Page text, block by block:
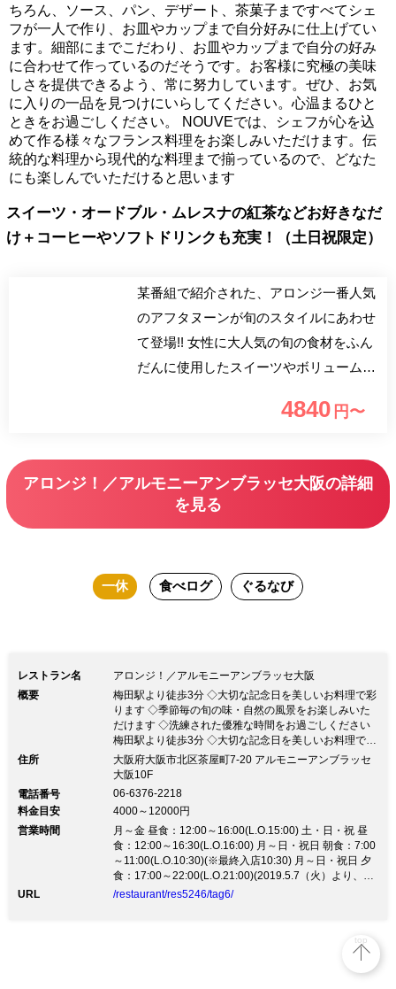
ちろん、ソース、パン、デザート、茶菓子まですべてシェ
フが一人で作り、お皿やカップまで自分好みに仕上げてい
ます。細部にまでこだわり、お皿やカップまで自分の好み
に合わせて作っているのだそうです。お客様に究極の美味
しさを提供できるよう、常に努力しています。ぜひ、お気
に入りの一品を見つけにいらしてください。心温まるひと
ときをお過ごしください。 NOUVEでは、シェフが心を込
めて作る様々なフランス料理をお楽しみいただけます。伝
統的な料理から現代的な料理まで揃っているので、どなた
にも楽しんでいただけると思います
スイーツ・オードブル・ムレスナの紅茶などお好きなだ
け＋コーヒーやソフトドリンクも充実！（土日祝限定）
某番組で紹介された、アロンジ一番人気
のアフタヌーンが旬のスタイルにあわせ
て登場!! 女性に大人気の旬の食材をふん
だんに使用したスイーツやボリューム満
ました! ムレスナティーを飲んで今日か
お料理・デザート・お紅茶やコーヒー、
その他ソフトドリンクがラストオーダー
120分! ゆっくりとお時間楽しんでいただ
4840 円〜
アロンジ！／アルモニーアンブラッセ大阪の詳細
を見る
一休 食べログ ぐるなび
レストラン名
アロンジ！／アルモニーアンブラッセ大阪
概要
梅田駅より徒歩3分 ◇大切な記念日を美しいお料理で彩
ります ◇季節毎の旬の味・自然の風景をお楽しみいた
だけます ◇洗練された優雅な時間をお過ごしください
梅田駅より徒歩3分 ◇大切な記念日を美しいお料理で彩
ります ◇季節毎の旬の味・自然の風景をお楽しみいた
だけます ◇洗練された優雅な時間をお過ごしください
すめランチ！ 4,158円 季節を彩る豪華なフレンチをお
楽しみください ―――――― ＜アルモニーアンブラッ
セ大阪10階 レストラン「RAYON」＞ ★コンセプト 天
井高く、壁一面に大きな窓が嵌め込まれている開放的な
大人の空間 一流のシェフの豊かな発想と技が創り出す
絵画のように美しいお料理の数々をご用意 記憶に鮮や
かに残るおもてなしを心がけております ★食材へのこ
おります ・お魚、お肉、チーズ、調味料に至るまでシ
ェフが厳選！ ・季節の食材を心をこめて調理し、皆様
住所
大阪府大阪市北区茶屋町7-20 アルモニーアンブラッセ
大阪10F
電話番号
06-6376-2218
料金目安
4000～12000円
営業時間
月～金 昼食：12:00～16:00(L.O.15:00) 土・日・祝 昼
食：12:00～16:30(L.O.16:00) 月～日・祝日 朝食：7:00
～11:00(L.O.10:30)(※最終入店10:30) 月～日・祝日 夕
食：17:00～22:00(L.O.21:00)(2019.5.7（火）より、
17:30～21:30(LO:21:00）に変更致します。)
URL /restaurant/res5246/tag6/
top